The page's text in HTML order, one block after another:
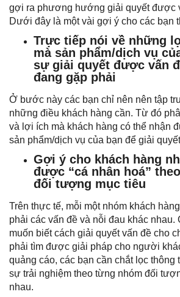
gợi ra phương hướng giải quyết được
Dưới đây là một vài gợi ý cho các bạn
Trực tiếp nói về những
mà sản phẩm/dịch vụ
sự giải quyết được vấn
đang gặp phải
Ở bước này các bạn chỉ nên nên tập
những điều khách hàng cần. Từ đó
và lợi ích mà khách hàng có thể nhận
sản phẩm/dịch vụ của bạn để giải
Gợi ý cho khách hàng
được “cá nhân hoá”
đối tượng mục tiêu
Trên thực tế, mỗi một nhóm khách
phải các vấn đề và nỗi đau khác nhau.
muốn biết cách giải quyết vấn đề cho
phải tìm được giải pháp cho người
quảng cáo, các bạn cần chắt lọc thông
sự trải nghiệm theo từng nhóm đối
nhau.